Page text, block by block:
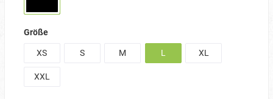
Größe
XS
S M L XL
XXL